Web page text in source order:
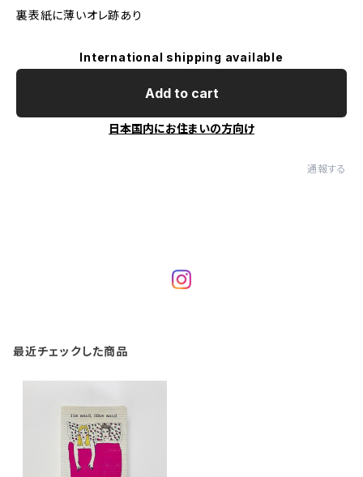
裏表紙に薄いオレ跡あり
International shipping available
Add to cart
日本国内にお住まいの方向け
通報する
最近チェックした商品